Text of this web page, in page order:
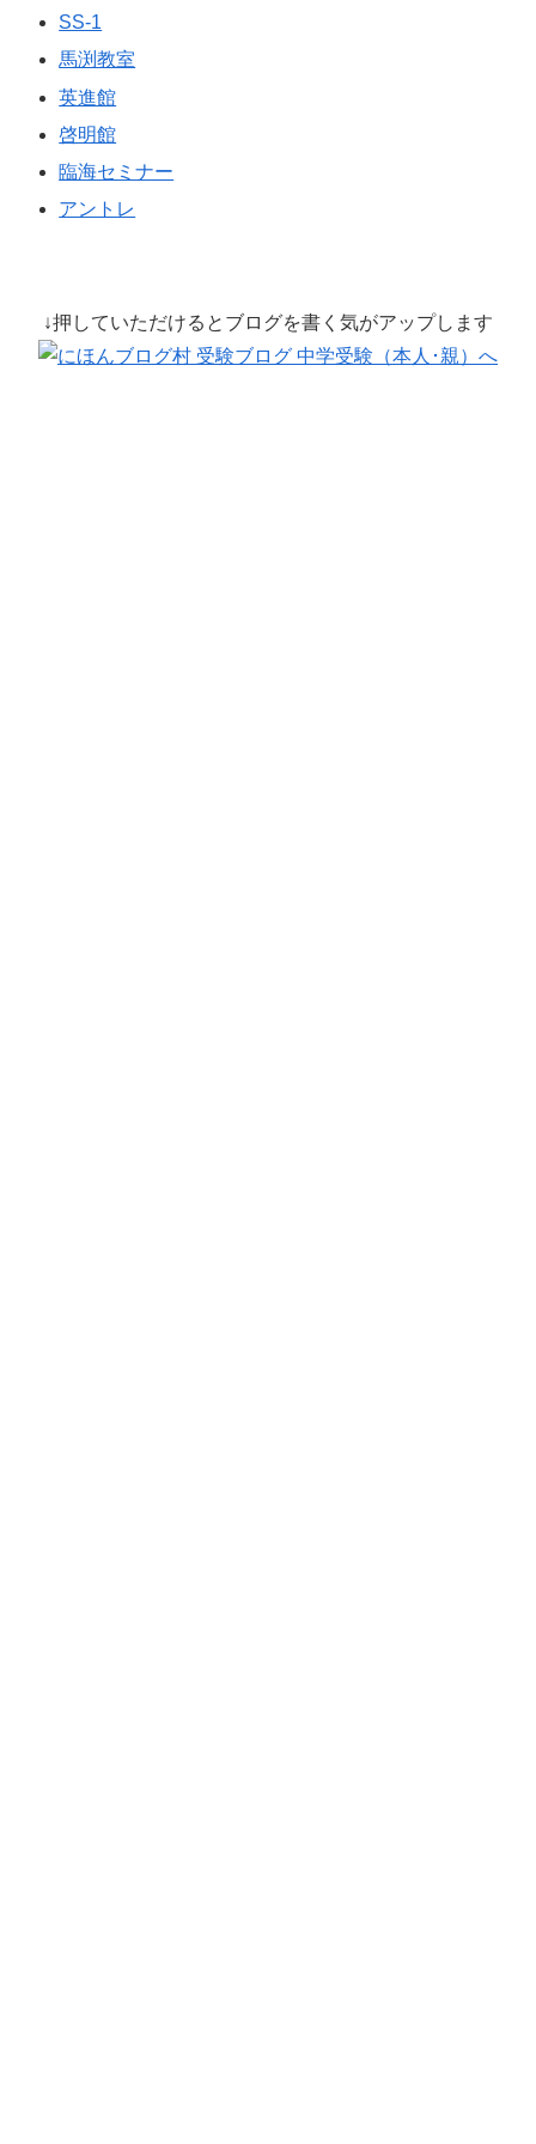
SS-1
馬渕教室
英進館
啓明館
臨海セミナー
アントレ
↓押していただけるとブログを書く気がアップします